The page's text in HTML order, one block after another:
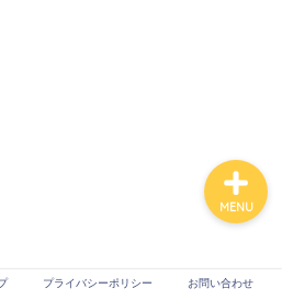
プライバシーポリシー お問い合わせ
MENU